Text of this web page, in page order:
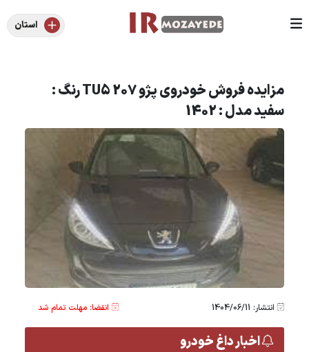
استان
مزایده فروش خودروی پژو 207 TU5 رنگ :
سفید مدل : 1402
انتشار: 1404/06/11 انقضا: مهلت تمام شد
اخبار داغ خودرو